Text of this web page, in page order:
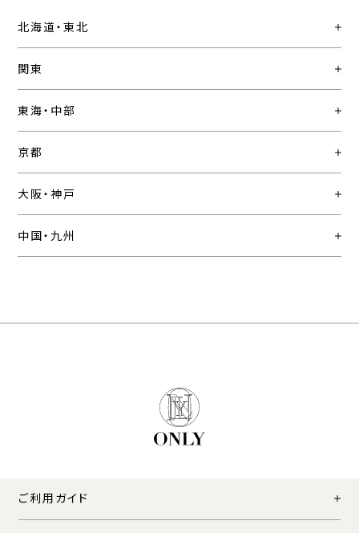
北海道・東北
関東
東海・中部
京都
大阪・神戸
中国・九州
ご利用ガイド